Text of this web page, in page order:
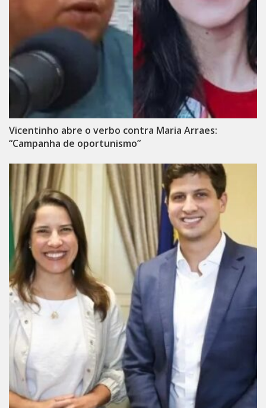
Vicentinho abre o verbo contra Maria Arraes:
“Campanha de oportunismo”